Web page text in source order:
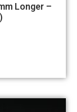
Longer –